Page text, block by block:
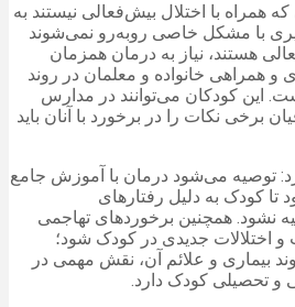
همراه با اختلال بیش‌فعالی نیستند به
با مشکل خاصی روبه‌رو نمی‌شوند
هستند، نیاز به درمان همزمان
و همراهی خانواده و معلمان در روند
این کودکان می‌توانند در مدارس
برخی نکات را در برخورد با آنان باید
توصیه می‌شود درمان با آموزش جامع
تا کودک به دلیل رفتارهای
نشود. همچنین برخوردهای تهاجمی
اختلالات جدیدی در کودک شود؛
روند بیماری و علائم آن، نقش مهمی در
و تحصیلی کودک دارد.